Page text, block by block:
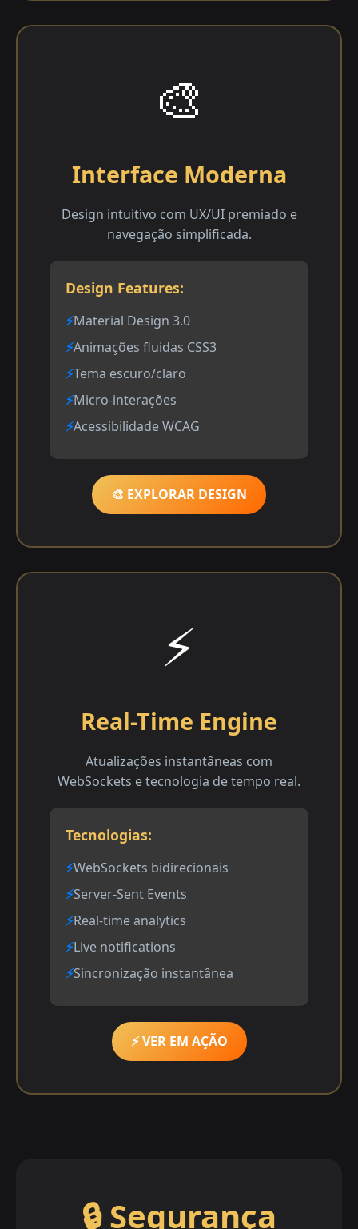
🎨
Interface Moderna
Design intuitivo com UX/UI premiado e
navegação simplificada.
Design Features:
Material Design 3.0
Animações fluidas CSS3
Tema escuro/claro
Micro-interações
Acessibilidade WCAG
🎨 EXPLORAR DESIGN
⚡
Real-Time Engine
Atualizações instantâneas com
WebSockets e tecnologia de tempo real.
Tecnologias:
WebSockets bidirecionais
Server-Sent Events
Real-time analytics
Live notifications
Sincronização instantânea
⚡ VER EM AÇÃO
🔒 Segurança